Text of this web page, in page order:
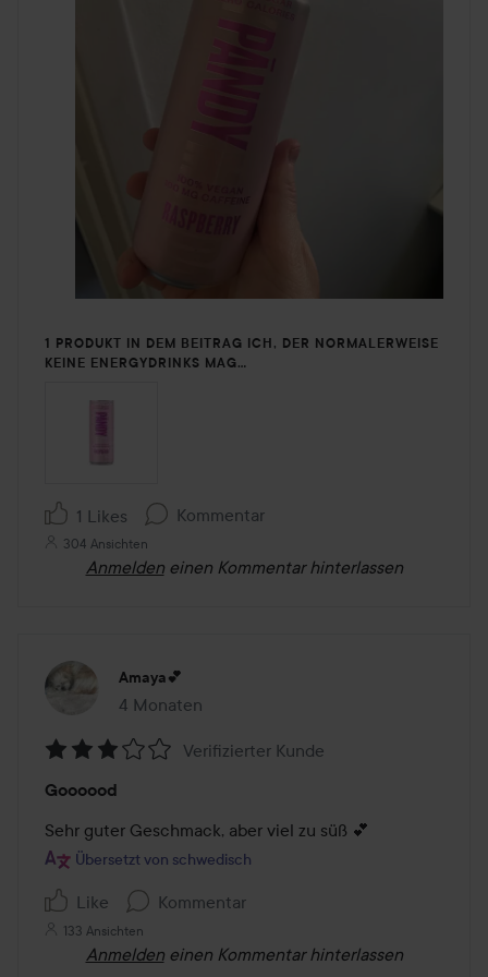
1 PRODUKT IN DEM BEITRAG ICH, DER NORMALERWEISE
KEINE ENERGYDRINKS MAG…
1 Likes Kommentar
304 Ansichten
Anmelden einen Kommentar hinterlassen
Amaya💕
4 Monaten
Der Beitrag wurde 4 Monaten erstellt
3
von
5
Verifizierter Kunde
Goooood
Sehr guter Geschmack, aber viel zu süß 💕
Übersetzt von schwedisch
Like Kommentar
133 Ansichten
Anmelden einen Kommentar hinterlassen